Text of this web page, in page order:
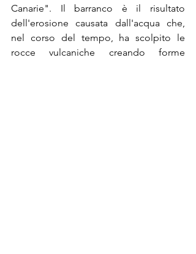
Canarie". Il barranco è il risultato
dell'erosione causata dall'acqua che,
nel corso del tempo, ha scolpito le
rocce vulcaniche creando forme